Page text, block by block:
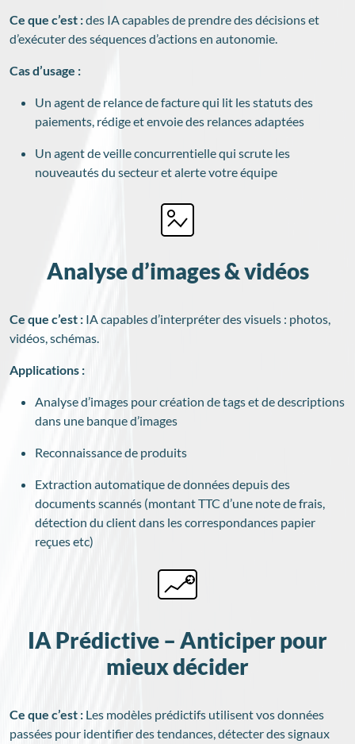
Ce que c’est :des IA capables de prendre des décisions et
d’exécuter des séquences d’actions en autonomie.
Cas d’usage :
Un agent de relance de facture qui lit les statuts des
paiements, rédige et envoie des relances adaptées
Un agent de veille concurrentielle qui scrute les
nouveautés du secteur et alerte votre équipe
Analyse d’images & vidéos
Ce que c’est : IA capables d’interpréter des visuels : photos,
vidéos, schémas.
Applications :
Analyse d’images pour création de tags et de descriptions
dans une banque d’images
Reconnaissance de produits
Extraction automatique de données depuis des
documents scannés (montant TTC d’une note de frais,
détection du client dans les correspondances papier
reçues etc)
IA Prédictive – Anticiper pour
mieux décider
Ce que c’est : Les modèles prédictifs utilisent vos données
passées pour identifier des tendances, détecter des signaux